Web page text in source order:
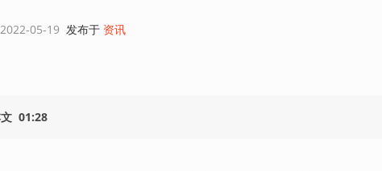
2022-05-19 发布于 资讯
01:28